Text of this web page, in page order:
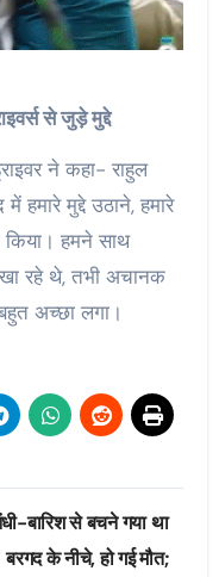
से जुड़े मुद्दे
ने कहा- राहुल
हमारे मुद्दे उठाने, हमारे
किया। हमने साथ
रहे थे, तभी अचानक
अच्छा लगा।
बारिश से बचने गया था
बरगद के नीचे, हो गई मौत;